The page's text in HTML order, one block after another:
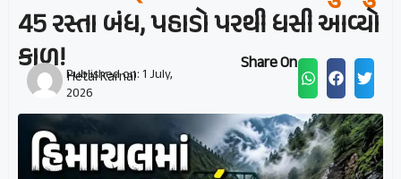
45 રસ્તા બંધ, પહાડો પરથી ધસી આવ્યો
કાળ!Hetal Karnal
Published on:1 July,
2026
Share On :